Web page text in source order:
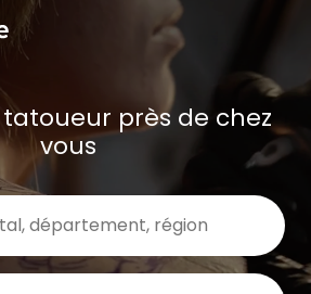
près de chez
vous